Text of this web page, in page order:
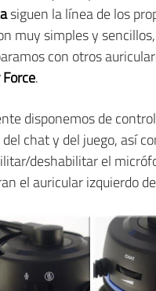
siguen la línea de los
muy simples y
con otros
.
disponemos de
chat y del juego, así
deshabilitar el
el auricular izquierdo